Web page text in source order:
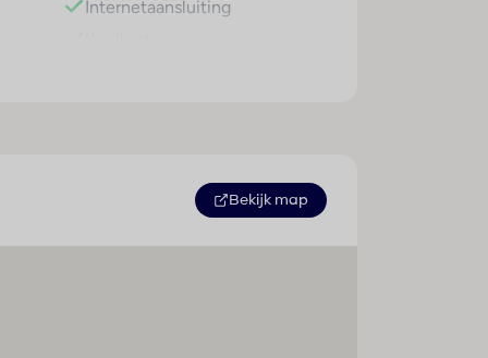
Internetaansluiting
Balkon of terras
Bekijk map